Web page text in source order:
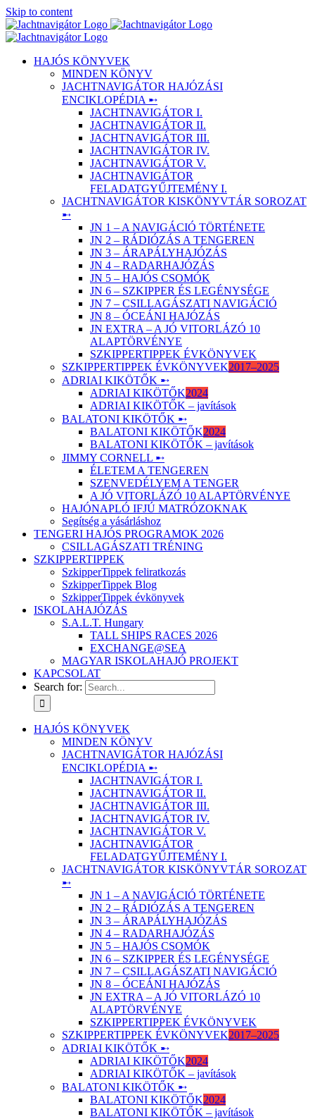
Skip to content
HAJÓS KÖNYVEK
MINDEN KÖNYV
JACHTNAVIGÁTOR HAJÓZÁSI
ENCIKLOPÉDIA ➸
JACHTNAVIGÁTOR I.
JACHTNAVIGÁTOR II.
JACHTNAVIGÁTOR III.
JACHTNAVIGÁTOR IV.
JACHTNAVIGÁTOR V.
JACHTNAVIGÁTOR
FELADATGYŰJTEMÉNY I.
JACHTNAVIGÁTOR KISKÖNYVTÁR SOROZAT
➸
JN 1 – A NAVIGÁCIÓ TÖRTÉNETE
JN 2 – RÁDIÓZÁS A TENGEREN
JN 3 – ÁRAPÁLYHAJÓZÁS
JN 4 – RADARHAJÓZÁS
JN 5 – HAJÓS CSOMÓK
JN 6 – SZKIPPER ÉS LEGÉNYSÉGE
JN 7 – CSILLAGÁSZATI NAVIGÁCIÓ
JN 8 – ÓCEÁNI HAJÓZÁS
JN EXTRA – A JÓ VITORLÁZÓ 10
ALAPTÖRVÉNYE
SZKIPPERTIPPEK ÉVKÖNYVEK
SZKIPPERTIPPEK ÉVKÖNYVEK2017–2025
ADRIAI KIKÖTŐK ➸
ADRIAI KIKÖTŐK2024
ADRIAI KIKÖTŐK – javítások
BALATONI KIKÖTŐK ➸
BALATONI KIKÖTŐK2024
BALATONI KIKÖTŐK – javítások
JIMMY CORNELL ➸
ÉLETEM A TENGEREN
SZENVEDÉLYEM A TENGER
A JÓ VITORLÁZÓ 10 ALAPTÖRVÉNYE
HAJÓNAPLÓ IFJÚ MATRÓZOKNAK
Segítség a vásárláshoz
TENGERI HAJÓS PROGRAMOK 2026
CSILLAGÁSZATI TRÉNING
SZKIPPERTIPPEK
SzkipperTippek feliratkozás
SzkipperTippek Blog
SzkipperTippek évkönyvek
ISKOLAHAJÓZÁS
S.A.L.T. Hungary
TALL SHIPS RACES 2026
EXCHANGE@SEA
MAGYAR ISKOLAHAJÓ PROJEKT
KAPCSOLAT
Search for:
HAJÓS KÖNYVEK
MINDEN KÖNYV
JACHTNAVIGÁTOR HAJÓZÁSI
ENCIKLOPÉDIA ➸
JACHTNAVIGÁTOR I.
JACHTNAVIGÁTOR II.
JACHTNAVIGÁTOR III.
JACHTNAVIGÁTOR IV.
JACHTNAVIGÁTOR V.
JACHTNAVIGÁTOR
FELADATGYŰJTEMÉNY I.
JACHTNAVIGÁTOR KISKÖNYVTÁR SOROZAT
➸
JN 1 – A NAVIGÁCIÓ TÖRTÉNETE
JN 2 – RÁDIÓZÁS A TENGEREN
JN 3 – ÁRAPÁLYHAJÓZÁS
JN 4 – RADARHAJÓZÁS
JN 5 – HAJÓS CSOMÓK
JN 6 – SZKIPPER ÉS LEGÉNYSÉGE
JN 7 – CSILLAGÁSZATI NAVIGÁCIÓ
JN 8 – ÓCEÁNI HAJÓZÁS
JN EXTRA – A JÓ VITORLÁZÓ 10
ALAPTÖRVÉNYE
SZKIPPERTIPPEK ÉVKÖNYVEK
SZKIPPERTIPPEK ÉVKÖNYVEK2017–2025
ADRIAI KIKÖTŐK ➸
ADRIAI KIKÖTŐK2024
ADRIAI KIKÖTŐK – javítások
BALATONI KIKÖTŐK ➸
BALATONI KIKÖTŐK2024
BALATONI KIKÖTŐK – javítások